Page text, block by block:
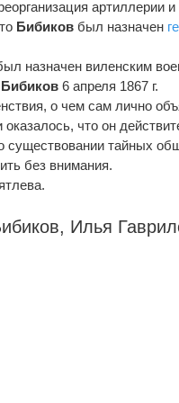
артиллерии
Бибиков был назначен
назначен виленским
Бибиков 6 апреля 1867 г.
о чем сам лично
что он
существовании тайных
без внимания.
Илья